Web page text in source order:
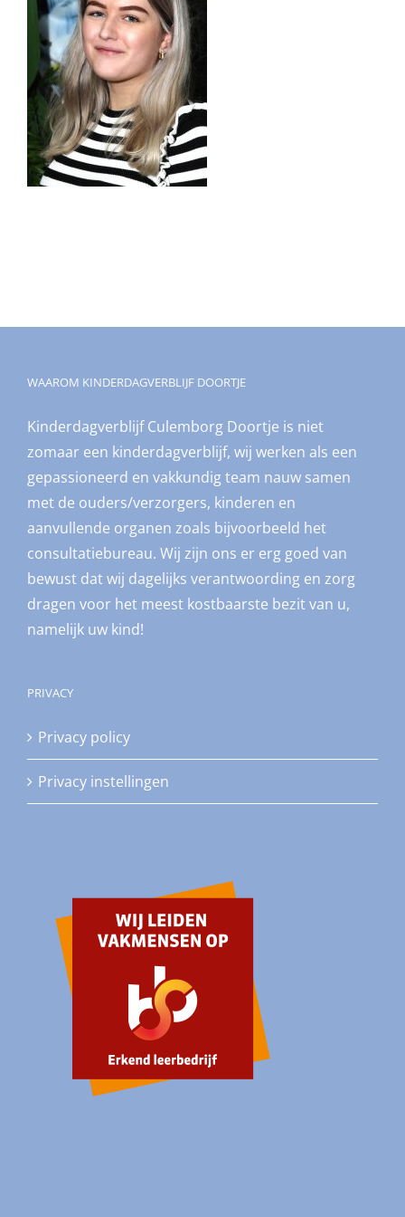
WAAROM KINDERDAGVERBLIJF DOORTJE
Kinderdagverblijf Culemborg Doortje is niet
zomaar een kinderdagverblijf, wij werken als een
gepassioneerd en vakkundig team nauw samen
met de ouders/verzorgers, kinderen en
aanvullende organen zoals bijvoorbeeld het
consultatiebureau. Wij zijn ons er erg goed van
bewust dat wij dagelijks verantwoording en zorg
dragen voor het meest kostbaarste bezit van u,
namelijk uw kind!
PRIVACY
Privacy policy
Privacy instellingen